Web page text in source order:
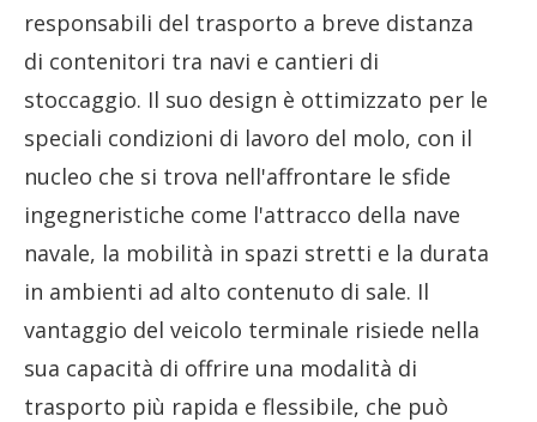
responsabili del trasporto a breve distanza
di contenitori tra navi e cantieri di
stoccaggio. Il suo design è ottimizzato per le
speciali condizioni di lavoro del molo, con il
nucleo che si trova nell'affrontare le sfide
ingegneristiche come l'attracco della nave
navale, la mobilità in spazi stretti e la durata
in ambienti ad alto contenuto di sale. Il
vantaggio del veicolo terminale risiede nella
sua capacità di offrire una modalità di
trasporto più rapida e flessibile, che può